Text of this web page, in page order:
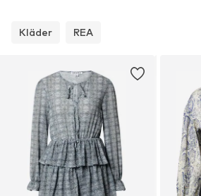
Kläder REA